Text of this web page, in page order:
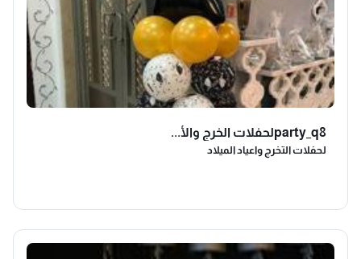
party_q8لحفلات الخرج والأ...
لحفلات التخرج واعياد الميلاد